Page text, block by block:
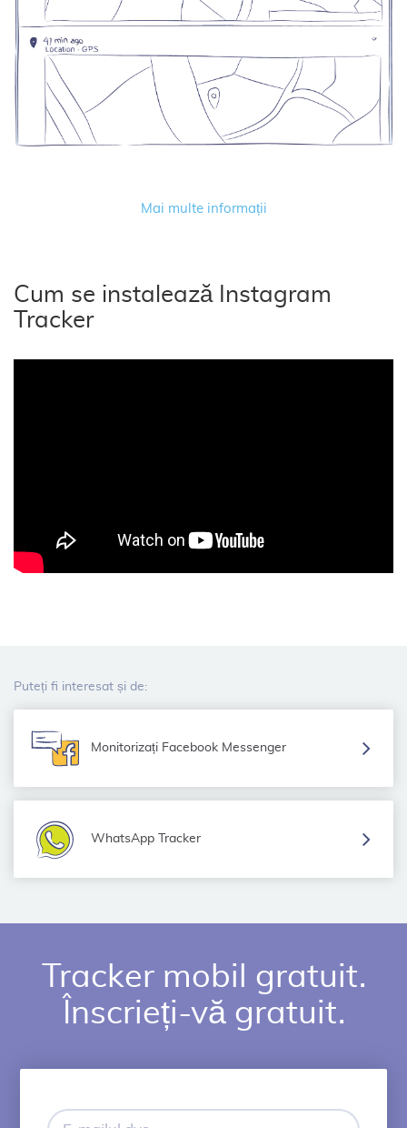
Mai multe informații
Cum se instalează Instagram
Tracker
Puteți fi interesat și de:
Monitorizați Facebook Messenger
WhatsApp Tracker
Tracker mobil gratuit.
Înscrieți-vă gratuit.